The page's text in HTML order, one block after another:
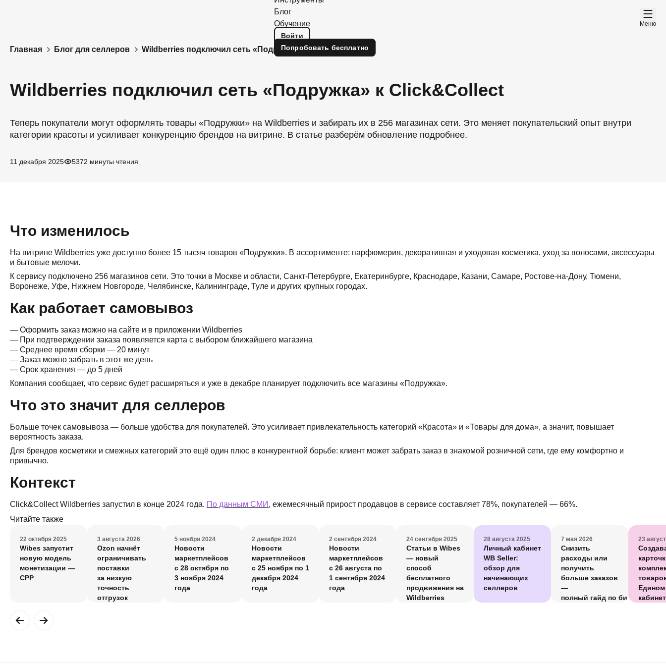
Блог
Обучение
Войти
Попробовать бесплатно
Меню
Главная Блог для селлеров Wildberries подключил сеть «Подружка» к Click&Collect
Wildberries подключил сеть «Подружка» к Click&Collect
Теперь покупатели могут оформлять товары «Подружки» на Wildberries и забирать их в 256 магазинах сети. Это меняет покупательский опыт внутри
категории красоты и усиливает конкуренцию брендов на витрине. В статье разберём обновление подробнее.
11 декабря 2025 5372 минуты чтения
Что изменилось
На витрине Wildberries уже доступно более 15 тысяч товаров «Подружки». В ассортименте: парфюмерия, декоративная и уходовая косметика, уход за волосами, аксессуары
и бытовые мелочи.
К сервису подключено 256 магазинов сети. Это точки в Москве и области, Санкт-Петербурге, Екатеринбурге, Краснодаре, Казани, Самаре, Ростове-на-Дону, Тюмени,
Воронеже, Уфе, Нижнем Новгороде, Челябинске, Калининграде, Туле и других крупных городах.
Как работает самовывоз
— Оформить заказ можно на сайте и в приложении Wildberries
— При подтверждении заказа появляется карта с выбором ближайшего магазина
— Среднее время сборки — 20 минут
— Заказ можно забрать в этот же день
— Срок хранения — до 5 дней
Компания сообщает, что сервис будет расширяться и уже в декабре планирует подключить все магазины «Подружка».
Что это значит для селлеров
Больше точек самовывоза — больше удобства для покупателей. Это усиливает привлекательность категорий «Красота» и «Товары для дома», а значит, повышает
вероятность заказа.
Для брендов косметики и смежных категорий это ещё один плюс в конкурентной борьбе: клиент может забрать заказ в знакомой розничной сети, где ему комфортно и
привычно.
Контекст
Click&Collect Wildberries запустил в конце 2024 года. По данным СМИ , ежемесячный прирост продавцов в сервисе составляет 78%, покупателей — 66%.
Читайте также
22 октября 2025
Wibes запустит
новую модель
монетизации —
CPP
3 августа 2026
Ozon начнёт
ограничивать
поставки
за низкую
точность
отгрузок
5 ноября 2024
Новости
маркетплейсов
с 28 октября по
3 ноября 2024
года
2 декабря 2024
Новости
маркетплейсов
с 25 ноября по 1
декабря 2024
года
2 сентября 2024
Новости
маркетплейсов
с 26 августа по
1 сентября 2024
года
24 сентября 2025
Статьи в Wibes
— новый
способ
бесплатного
продвижения на
Wildberries
28 августа 2025
Личный кабинет
WB Seller:
обзор для
начинающих
селлеров
7 мая 2026
Снизить
расходы или
получить
больше заказов
—
полный гайд по биддеру
23
Едином